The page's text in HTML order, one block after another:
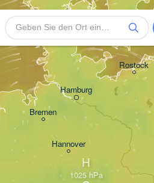
Hamburg
Bremen
Hannover
Rostock
H